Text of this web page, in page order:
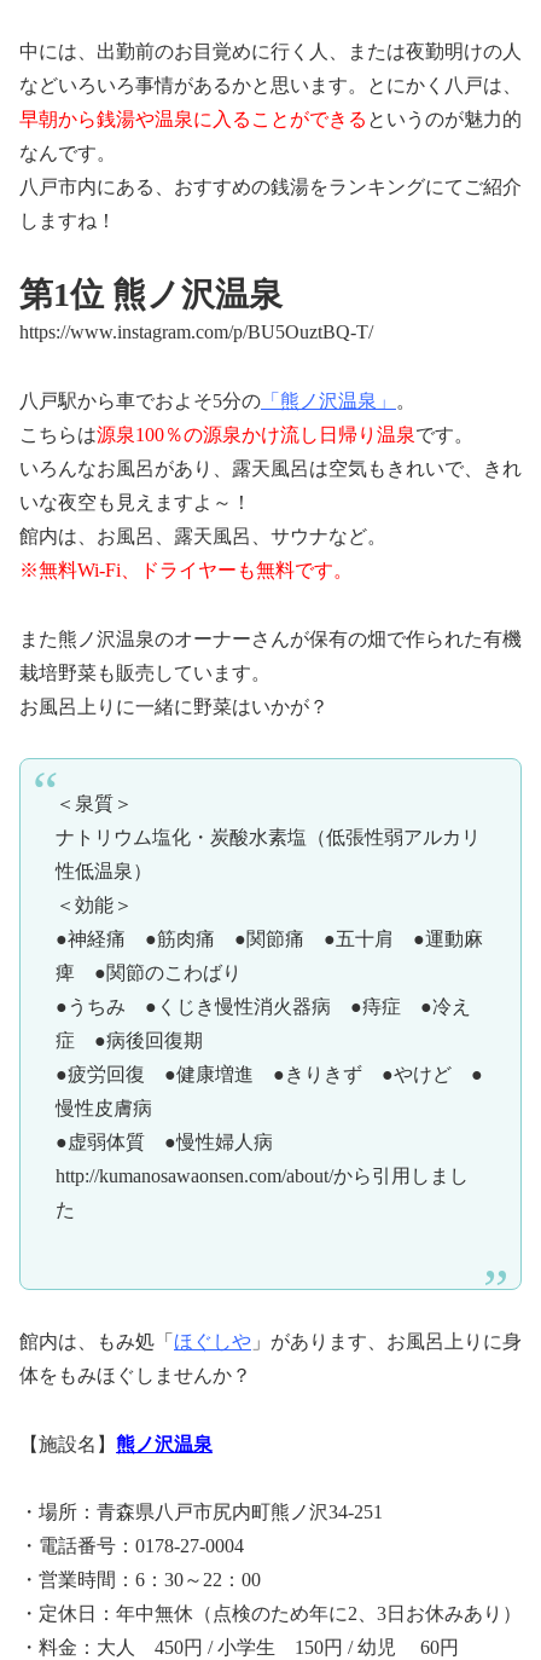
中には、出勤前のお目覚めに行く人、または夜勤明けの人
などいろいろ事情があるかと思います。とにかく八戸は、
早朝から銭湯や温泉に入ることができる というのが魅力的
なんです。
八戸市内にある、おすすめの銭湯をランキングにてご紹介
しますね！
第1位 熊ノ沢温泉
https://www.instagram.com/p/BU5OuztBQ-T/
八戸駅から車でおよそ5分の 「熊ノ沢温泉」
。
こちらは源泉100％の源泉かけ流し日帰り温泉です。
いろんなお風呂があり、露天風呂は空気もきれいで、きれ
いな夜空も見えますよ～！
館内は、お風呂、露天風呂、サウナなど。
※無料Wi-Fi、ドライヤーも無料です。
また熊ノ沢温泉のオーナーさんが保有の畑で作られた有機
栽培野菜も販売しています。
お風呂上りに一緒に野菜はいかが？
＜泉質＞
ナトリウム塩化・炭酸水素塩（低張性弱アルカリ
性低温泉）
＜効能＞
●神経痛 ●筋肉痛 ●関節痛 ●五十肩 ●運動麻
痺 ●関節のこわばり
●うちみ ●くじき慢性消火器病 ●痔症 ●冷え
症 ●病後回復期
●疲労回復 ●健康増進 ●きりきず ●やけど ●
慢性皮膚病
●虚弱体質 ●慢性婦人病
http://kumanosawaonsen.com/about/から引用しまし
た
館内は、もみ処「 ほぐしや 」があります、お風呂上りに身
体をもみほぐしませんか？
【施設名】 熊ノ沢温泉
・場所：青森県八戸市尻内町熊ノ沢34-251
・電話番号：0178-27-0004
・営業時間：6：30～22：00
・定休日：年中無休（点検のため年に2、3日お休みあり）
・料金：大人 450円 / 小学生 150円 / 幼児 60円